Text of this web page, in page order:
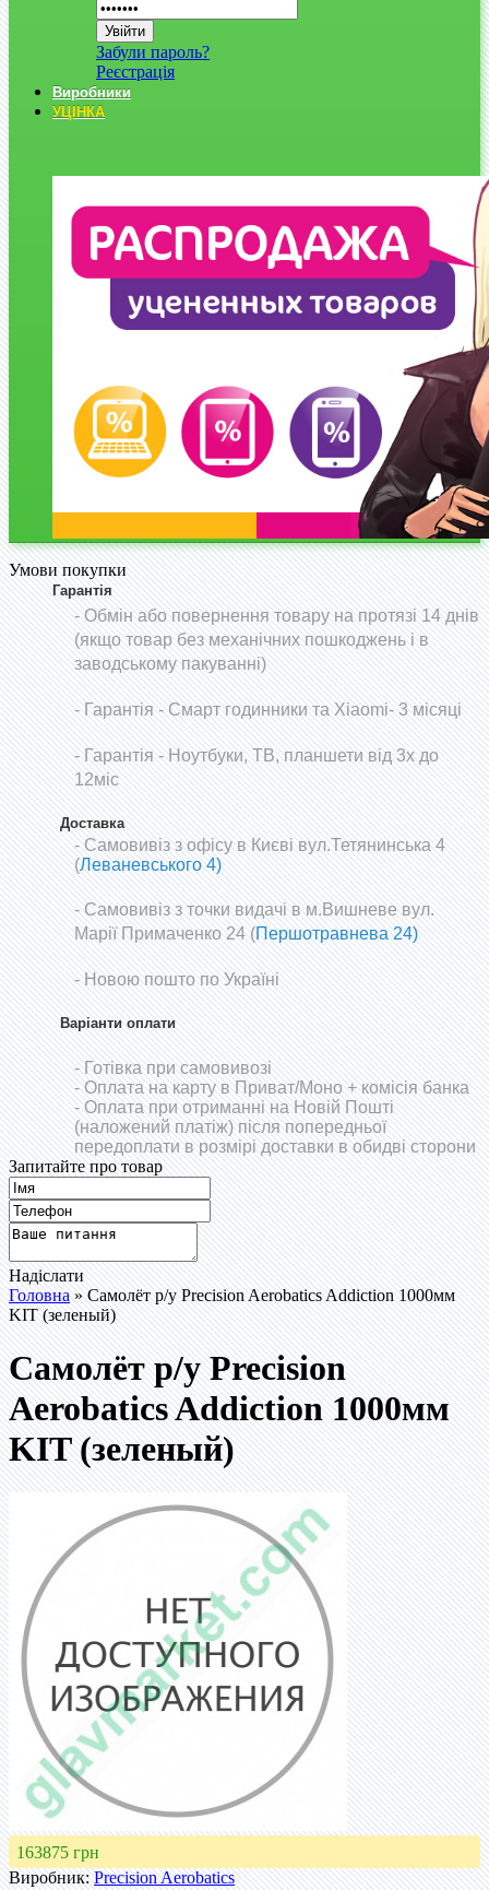
Забули пароль?
Реєстрація
Виробники
УЦІНКА
Умови покупки
Гарантія
- Обмін або повернення товару на протязі 14 днів
(якщо товар без механічних пошкоджень і в
заводському пакуванні)
-Гарантія - Смарт годинники та Xiaomi- 3 місяці
- Гарантія - Ноутбуки, ТВ, планшети від 3х до
12міс
Доставка
- Самовивіз з офісу в Києві вул.Тетянинська 4
(Леваневського 4)
- Самовивіз з точки видачі в м.Вишневе вул.
Марії Примаченко 24 (Першотравнева 24)
- Новою пошто по Україні
Варіанти оплати
- Готівка при самовивозі
- Оплата на карту в Приват/Моно+ комісія банка
- Оплата при отриманні на Новій Пошті
(наложений платіж) після попередньої
передоплати в розмірі доставки в обидві сторони
Запитайте про товар
Надіслати
Головна» Самолёт р/у Precision Aerobatics Addiction 1000мм
KIT (зеленый)
Самолёт р/у Precision
Aerobatics Addiction 1000мм
KIT (зеленый)
163875 грн
Виробник: Precision Aerobatics